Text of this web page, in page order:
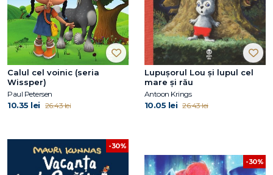
Calul cel voinic (seria
Wissper)
Paul Petersen
10.35 lei 26.43 lei
Lupușorul Lou și lupul cel
mare și rău
Antoon Krings
10.05 lei 26.43 lei
-30%
-30%